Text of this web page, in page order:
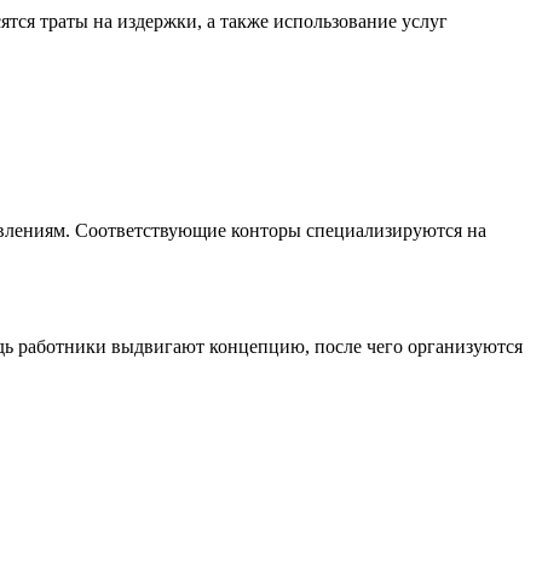
траты на издержки, а также использование услуг
Соответствующие конторы специализируются на
работники выдвигают концепцию, после чего организуются